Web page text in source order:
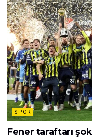
SPOR
Fener taraftarı